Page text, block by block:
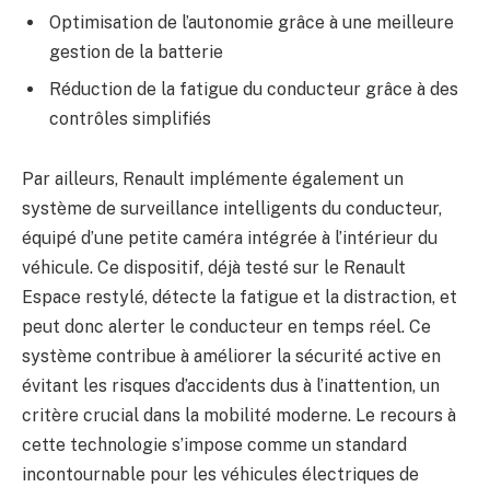
Optimisation de l’autonomie grâce à une meilleure
gestion de la batterie
Réduction de la fatigue du conducteur grâce à des
contrôles simplifiés
Par ailleurs, Renault implémente également un
système de surveillance intelligents du conducteur,
équipé d’une petite caméra intégrée à l’intérieur du
véhicule. Ce dispositif, déjà testé sur le Renault
Espace restylé, détecte la fatigue et la distraction, et
peut donc alerter le conducteur en temps réel. Ce
système contribue à améliorer la sécurité active en
évitant les risques d’accidents dus à l’inattention, un
critère crucial dans la mobilité moderne. Le recours à
cette technologie s’impose comme un standard
incontournable pour les véhicules électriques de